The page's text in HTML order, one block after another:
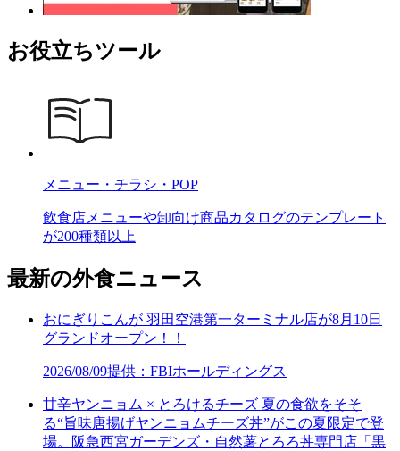
お役立ちツール
メニュー・チラシ・POP
飲食店メニューや卸向け商品カタログのテンプレート
が200種類以上
最新の外食ニュース
おにぎりこんが 羽田空港第一ターミナル店が8月10日
グランドオープン！！
2026/08/09提供：FBIホールディングス
甘辛ヤンニョム × とろけるチーズ 夏の食欲をそそ
る“旨味唐揚げヤンニョムチーズ丼”がこの夏限定で登
場。阪急西宮ガーデンズ・自然薯とろろ丼専門店「黒